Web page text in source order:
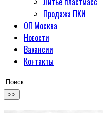
Продажа ПКИ
ОП Москва
Новости
Вакансии
Контакты
>>